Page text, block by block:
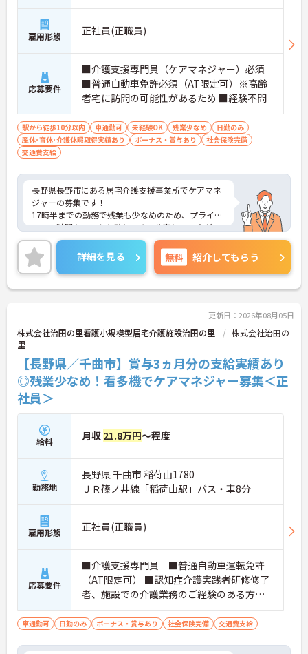
雇用形態 正社員(正職員)
応募要件
■介護支援専門員（ケアマネジャー）必須
■普通自動車免許必須（AT限定可）※高齢
者宅に訪問の可能性があるため ■経験不問
駅から徒歩10分以内 車通勤可 未経験OK 残業少なめ
日勤のみ
産休･育休･介護休暇取得実績あり
ボーナス・賞与あり
社会保険完備
交通費支給
長野県長野市にある居宅介護支援事業所でケアマネ
ジャーの募集です！
17時半までの勤務で残業も少なめのため、プライベ
ートの時間をしっかり確保でき、仕事との両立がし
やすい職場です◎
また、計3.40ヵ月分の賞与実績があり、あなたの頑
張りがしっかり評価され、やりがいを持ってお仕事
ができます！
ご興味ある方は面接ポイントをお伝えしますので、
詳細を見る 無料 紹介してもらう
更新日：2026年08月05日
株式会社治田の里看護小規模型居宅介護施設治田の里
株式会社治田の
里
【長野県／千曲市】賞与3ヵ月分の支給実績あり
◎残業少なめ！看多機でケアマネジャー募集＜正
社員＞
給料 月収 21.8万円～程度
勤務地
長野県 千曲市 稲荷山1780
ＪＲ篠ノ井線「稲荷山駅」バス・車8分
雇用形態 正社員(正職員)
応募要件
■介護支援専門員 ■普通自動車運転免許
（AT限定可） ■認知症介護実践者研修修了
者、施設での介護業務のご経験のある方歓
迎
車通勤可 日勤のみ ボーナス・賞与あり 社会保険完備 交通費支給